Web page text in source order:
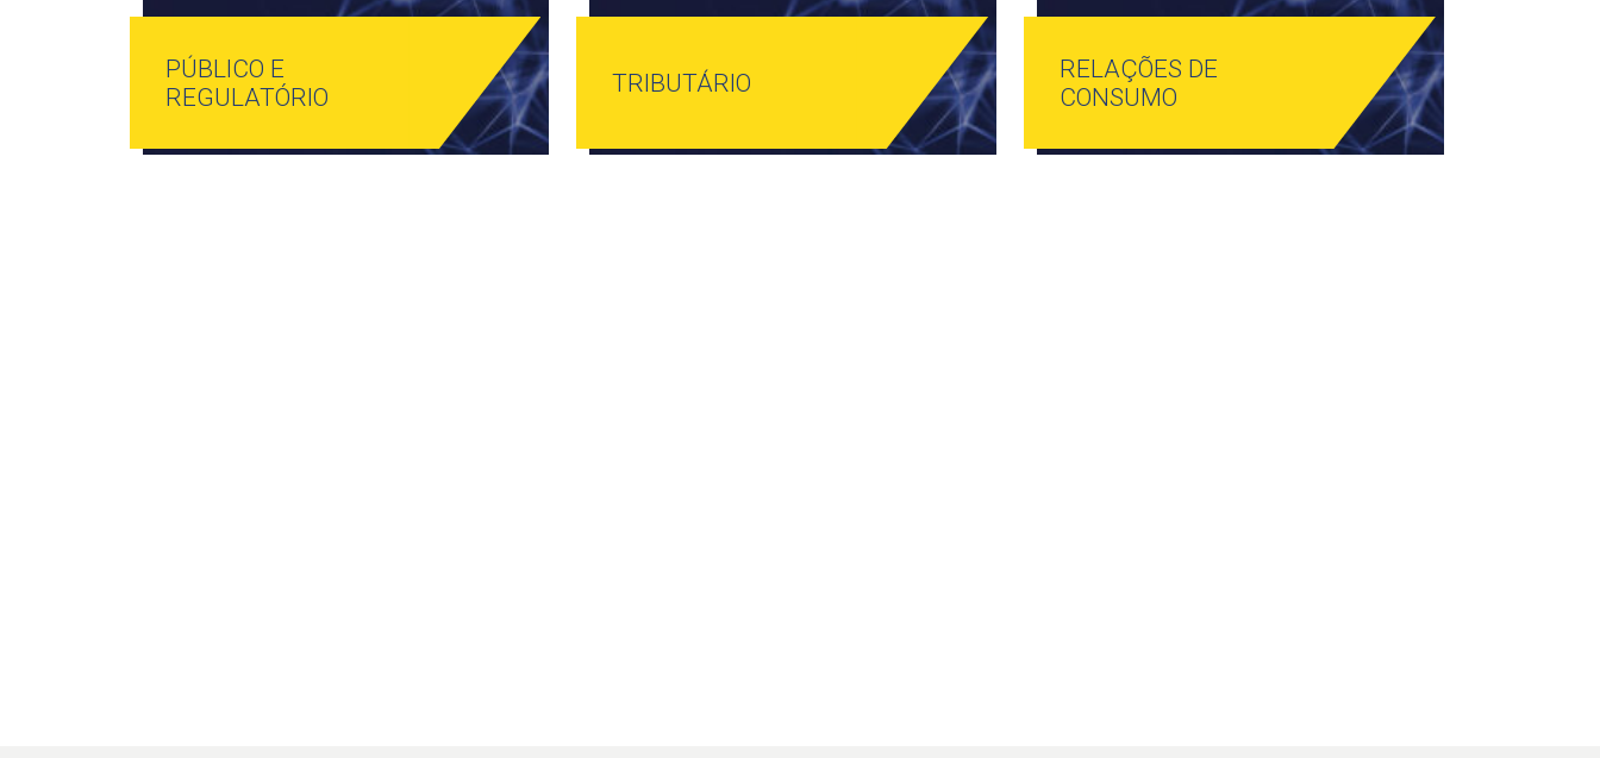
PÚBLICO E
REGULATÓRIO
TRIBUTÁRIO
RELAÇÕES DE
CONSUMO